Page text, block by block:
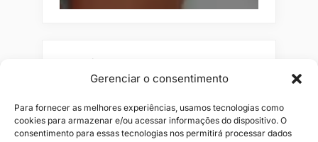
Gerenciar o consentimento
Para fornecer as melhores experiências, usamos tecnologias como
cookies para armazenar e/ou acessar informações do dispositivo. O
consentimento para essas tecnologias nos permitirá processar dados
Pesquisar